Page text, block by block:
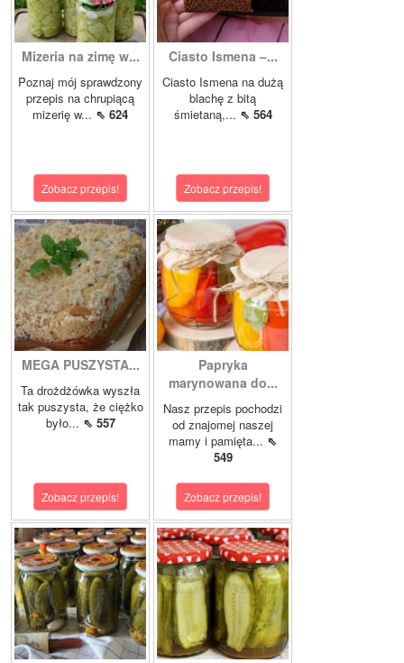
Mizeria na zimę w...
Poznaj mój sprawdzony
przepis na chrupiącą
mizerię w... ⇖ 624
Zobacz przepis!
Ciasto Ismena –...
Ciasto Ismena na dużą
blachę z bitą
śmietaną,... ⇖ 564
Zobacz przepis!
MEGA PUSZYSTA...
Ta drożdżówka wyszła
tak puszysta, że ciężko
było... ⇖ 557
Zobacz przepis!
Papryka
marynowana do...
Nasz przepis pochodzi
od znajomej naszej
mamy i pamięta... ⇖
549
Zobacz przepis!